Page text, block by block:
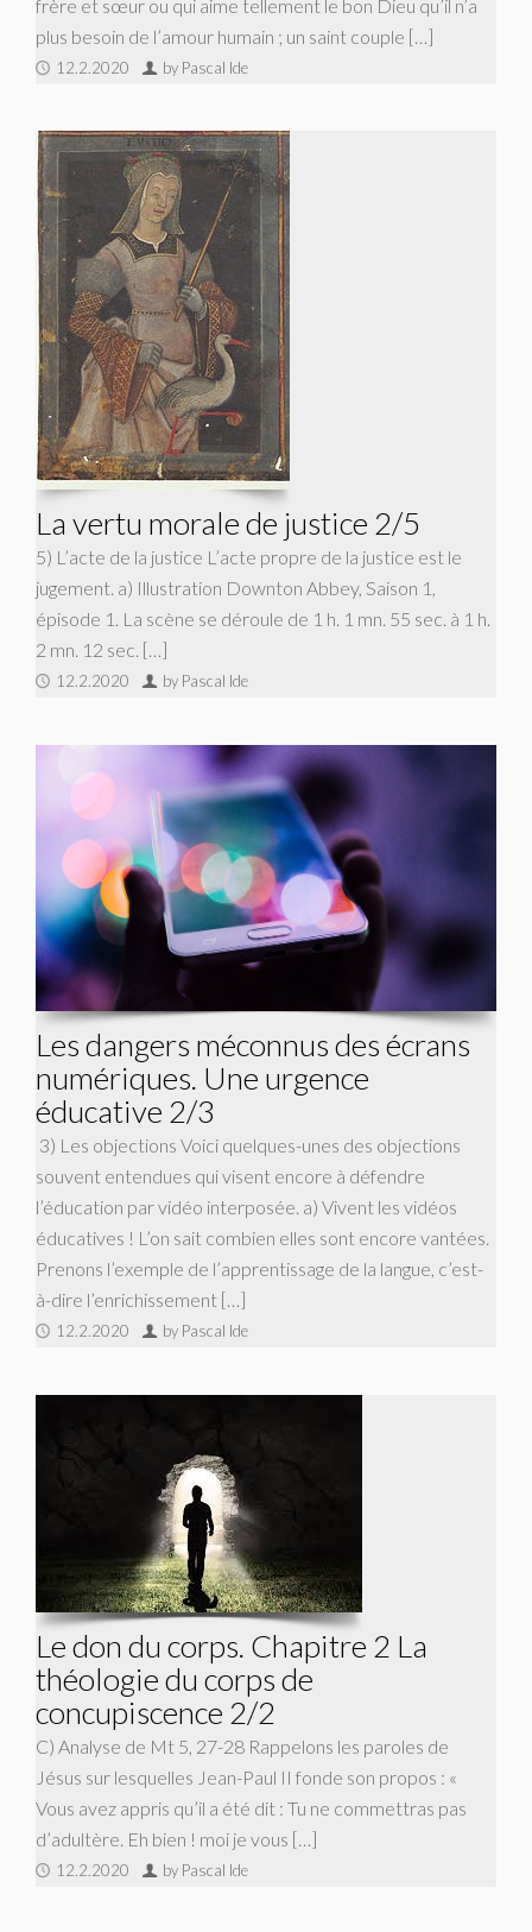
frère et sœur ou qui aime tellement le bon Dieu qu’il n’a
plus besoin de l’amour humain ; un saint couple […]
12.2.2020 by Pascal Ide
La vertu morale de justice 2/5
5) L’acte de la justice L’acte propre de la justice est le
jugement. a) Illustration Downton Abbey, Saison 1,
épisode 1. La scène se déroule de 1 h. 1 mn. 55 sec. à 1 h.
2 mn. 12 sec. […]
12.2.2020 by Pascal Ide
Les dangers méconnus des écrans
numériques. Une urgence
éducative 2/3
3) Les objections Voici quelques-unes des objections
souvent entendues qui visent encore à défendre
l’éducation par vidéo interposée. a) Vivent les vidéos
éducatives ! L’on sait combien elles sont encore vantées.
Prenons l’exemple de l’apprentissage de la langue, c’est-
à-dire l’enrichissement […]
12.2.2020 by Pascal Ide
Le don du corps. Chapitre 2 La
théologie du corps de
concupiscence 2/2
C) Analyse de Mt 5, 27-28 Rappelons les paroles de
Jésus sur lesquelles Jean-Paul II fonde son propos : «
Vous avez appris qu’il a été dit : Tu ne commettras pas
d’adultère. Eh bien ! moi je vous […]
12.2.2020 by Pascal Ide